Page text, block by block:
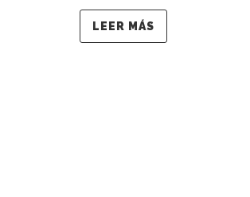
LEER MÁS